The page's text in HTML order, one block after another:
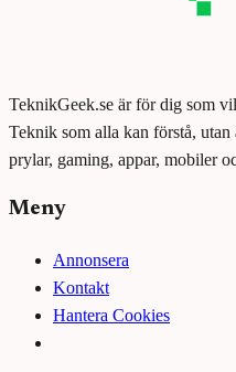
TeknikGeek.se är för dig som
Teknik som alla kan förstå,
prylar, gaming, appar, mobiler
Meny
Annonsera
Kontakt
Hantera Cookies